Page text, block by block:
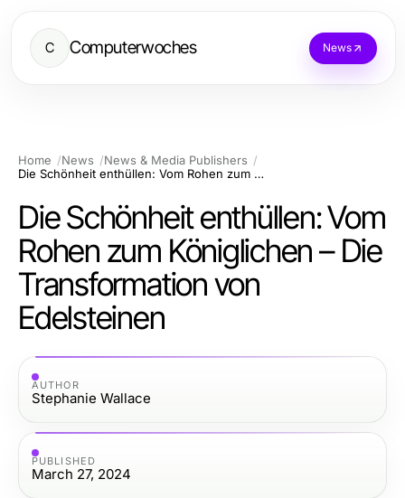
C Computerwoches News
Home News
News & Media Publishers
Die Schönheit enthüllen: Vom Rohen zum Königlichen – Die Transformation von Edelsteinen
Die Schönheit enthüllen: Vom
Rohen zum Königlichen – Die
Transformation von
Edelsteinen
AUTHOR
Stephanie Wallace
PUBLISHED
March 27, 2024